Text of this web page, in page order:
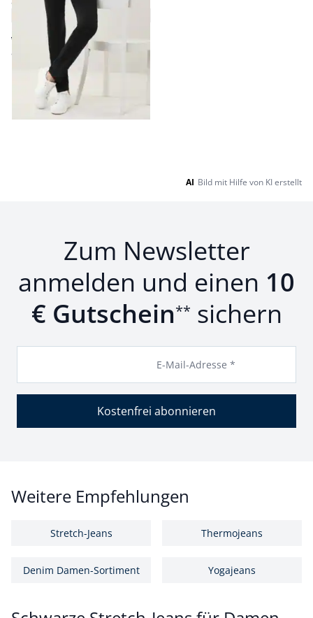
4,4 (68)
ab € 99,99
ab € 89,99 (-10%)
AI Bild mit Hilfe von KI erstellt
Zum Newsletter
anmelden und einen 10
€ Gutschein** sichern
E-Mail-Adresse *
Kostenfrei abonnieren
Weitere Empfehlungen
Stretch-Jeans Thermojeans
Denim Damen-Sortiment Yogajeans